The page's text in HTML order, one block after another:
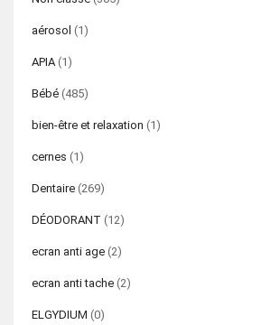
aérosol (1)
APIA (1)
Bébé (485)
bien-être et relaxation (1)
cernes (1)
Dentaire (269)
DÉODORANT (12)
ecran anti age (2)
ecran anti tache (2)
ELGYDIUM (0)